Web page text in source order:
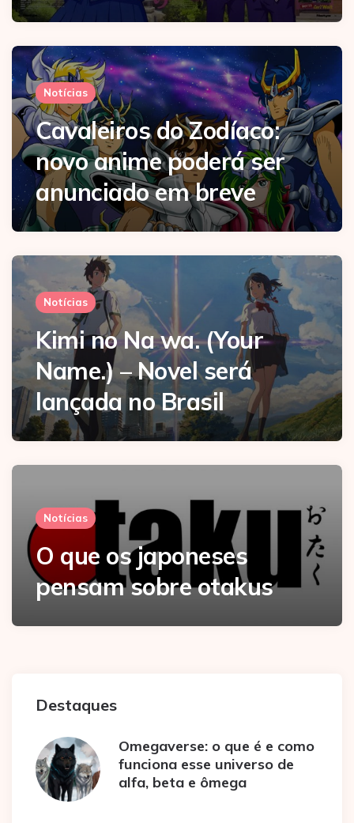
Notícias
Cavaleiros do Zodíaco:
novo anime poderá ser
anunciado em breve
Notícias
Kimi no Na wa. (Your
Name.) – Novel será
lançada no Brasil
Notícias
O que os japoneses
pensam sobre otakus
Destaques
Omegaverse: o que é e como
funciona esse universo de
alfa, beta e ômega